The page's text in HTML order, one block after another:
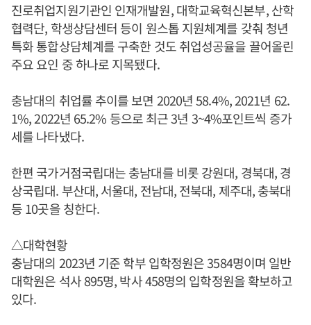
진로취업지원기관인 인재개발원, 대학교육혁신본부, 산학
협력단, 학생상담센터 등이 원스톱 지원체계를 갖춰 청년
특화 통합상담체계를 구축한 것도 취업성공율을 끌어올린
주요 요인 중 하나로 지목됐다.
충남대의 취업률 추이를 보면 2020년 58.4%, 2021년 62.
1%, 2022년 65.2% 등으로 최근 3년 3~4%포인트씩 증가
세를 나타냈다.
한편 국가거점국립대는 충남대를 비롯 강원대, 경북대, 경
상국립대. 부산대, 서울대, 전남대, 전북대, 제주대, 충북대
등 10곳을 칭한다.
△대학현황
충남대의 2023년 기준 학부 입학정원은 3584명이며 일반
대학원은 석사 895명, 박사 458명의 입학정원을 확보하고
있다.